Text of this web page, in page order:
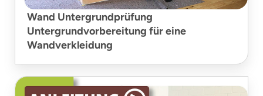
Wand Untergrundprüfung
Untergrundvorbereitung für eine
Wandverkleidung